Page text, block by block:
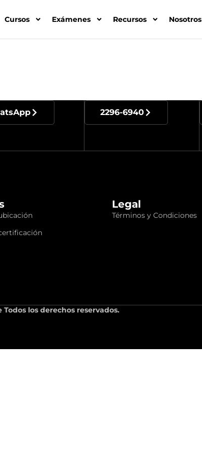
Cursos Exámenes Recursos Nosotros
2296-6940
Legal
Términos y Condiciones
los derechos reservados.